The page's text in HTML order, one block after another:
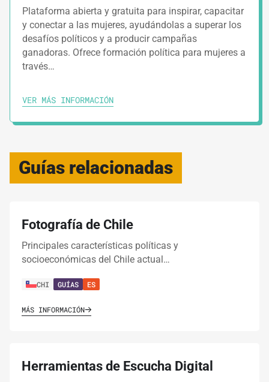
Plataforma abierta y gratuita para inspirar, capacitar
y conectar a las mujeres, ayudándolas a superar los
desafíos políticos y a producir campañas
ganadoras. Ofrece formación política para mujeres a
través…
VER MÁS INFORMACIÓN
Guías relacionadas
Fotografía de Chile
Principales características políticas y
socioeconómicas del Chile actual…
CHI GUÍAS ES
MÁS INFORMACIÓN
Herramientas de Escucha Digital